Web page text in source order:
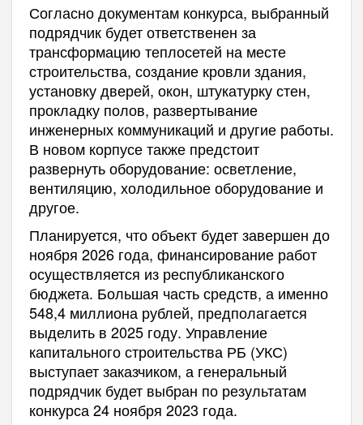
Согласно документам конкурса, выбранный
подрядчик будет ответственен за
трансформацию теплосетей на месте
строительства, создание кровли здания,
установку дверей, окон, штукатурку стен,
прокладку полов, развертывание
инженерных коммуникаций и другие работы.
В новом корпусе также предстоит
развернуть оборудование: осветление,
вентиляцию, холодильное оборудование и
другое.
Планируется, что объект будет завершен до
ноября 2026 года, финансирование работ
осуществляется из республиканского
бюджета. Большая часть средств, а именно
548,4 миллиона рублей, предполагается
выделить в 2025 году. Управление
капитального строительства РБ (УКС)
выступает заказчиком, а генеральный
подрядчик будет выбран по результатам
конкурса 24 ноября 2023 года.